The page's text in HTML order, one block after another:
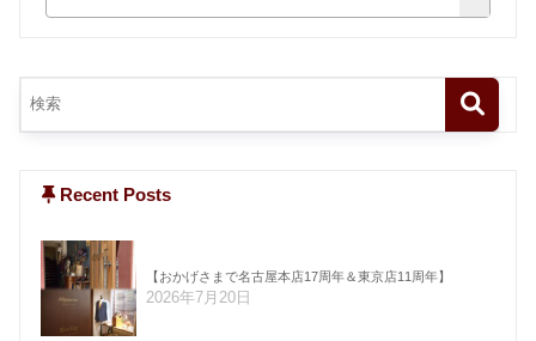
Recent Posts
【おかげさまで名古屋本店17周年＆東京店11周年】
2026年7月20日